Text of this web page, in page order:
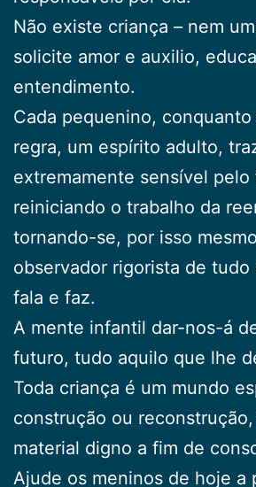
Não existe criança – nem
solicite amor e auxilio,
entendimento.
Cada pequenino,
regra, um espírito adulto,
extremamente sensível
reiniciando o trabalho da
tornando-se, por isso
observador rigorista de tudo
fala e faz.
A mente infantil dar-nos-á
futuro, tudo aquilo que lhe
Toda criança é um mundo
construção ou
material digno a fim de
Ajude os meninos de hoje a